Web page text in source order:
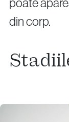
poate
din corp.